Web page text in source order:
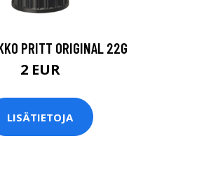
PRITT ORIGINAL 22G
2 EUR
LISÄTIETOJA